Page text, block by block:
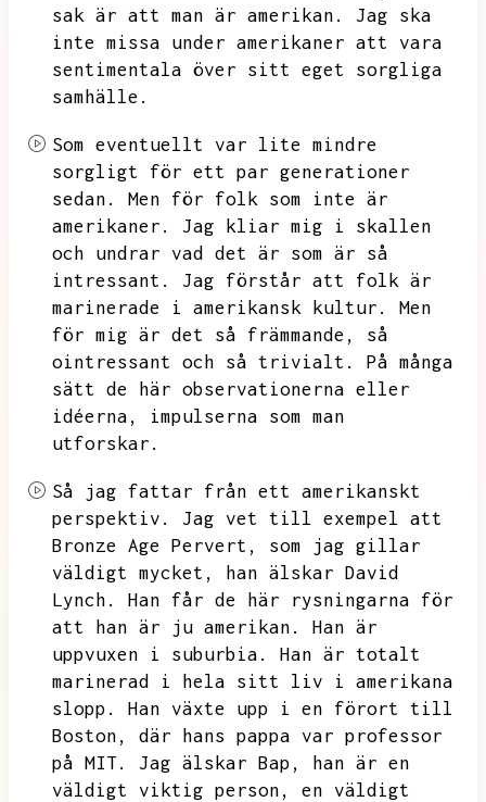
sak är att man är amerikan.
Jag ska
inte missa under amerikaner att vara
sentimentala över sitt eget sorgliga
samhälle.
Som eventuellt var lite mindre
sorgligt för ett par generationer
sedan.
Men för folk som inte är
amerikaner.
Jag kliar mig i skallen
och undrar vad det är som är så
intressant.
Jag förstår att folk är
marinerade i amerikansk kultur.
Men
för mig är det så främmande,
så
ointressant och så trivialt.
På många
sätt de här observationerna eller
idéerna,
impulserna som man
utforskar.
Så jag fattar från ett amerikanskt
perspektiv.
Jag vet till exempel att
Bronze Age Pervert,
som jag gillar
väldigt mycket,
han älskar David
Lynch.
Han får de här rysningarna för
att han är ju amerikan.
Han är
uppvuxen i suburbia.
Han är totalt
marinerad i hela sitt liv i amerikana
slopp.
Han växte upp i en förort till
Boston,
där hans pappa var professor
på MIT.
Jag älskar Bap,
han är en
väldigt viktig person,
en väldigt